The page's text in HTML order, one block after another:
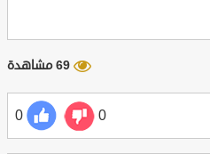
69 مشاهدة
0
0